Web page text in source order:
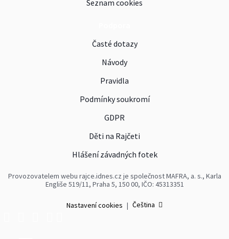
Seznam cookies
Časté dotazy
Návody
Pravidla
Podmínky soukromí
GDPR
Děti na Rajčeti
Hlášení závadných fotek
Provozovatelem webu rajce.idnes.cz je společnost MAFRA, a. s., Karla
Engliše 519/11, Praha 5, 150 00, IČO: 45313351
Nastavení cookies | Čeština